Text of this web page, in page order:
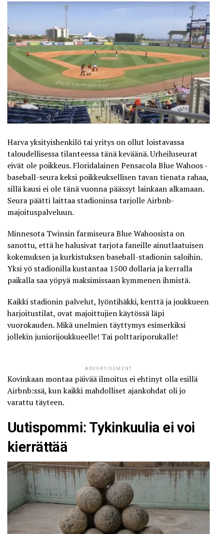
Harva yksityishenkilö tai yritys on ollut loistavassa
taloudellisessa tilanteessa tänä keväänä. Urheiluseurat
eivät ole poikkeus. Floridalainen Pensacola Blue Wahoos -
baseball-seura keksi poikkeuksellisen tavan tienata rahaa,
sillä kausi ei ole tänä vuonna päässyt lainkaan alkamaan.
Seura päätti laittaa stadioninsatarjolle Airbnb-
majoituspalveluun.
Minnesota Twinsin farmiseura Blue Wahoosista on
sanottu, että he halusivat tarjota faneille ainutlaatuisen
kokemuksen ja kurkistuksen baseball-stadionin saloihin.
Yksi yö stadionilla kustantaa 1500 dollaria ja kerralla
paikalla saa yöpyä maksimissaan kymmenen ihmistä.
Kaikki stadionin palvelut, lyöntihäkki, kenttä ja joukkueen
harjoitustilat, ovat majoittujien käytössä läpi
vuorokauden. Mikä unelmien täyttymys esimerkiksi
jollekin juniorijoukkueelle! Tai polttariporukalle!
ADVERTISEMENT
Kovinkaan montaa päivää ilmoitus ei ehtinyt olla esillä
Airbnb:ssä, kun kaikki mahdolliset ajankohdat oli jo
varattu täyteen.
Uutispommi: Tykinkuulia ei voi
kierrättää